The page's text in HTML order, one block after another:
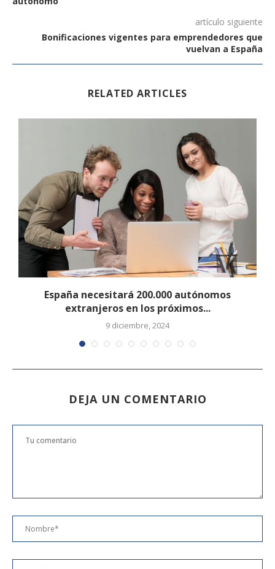
artículo siguiente
Bonificaciones vigentes para emprendedores que
vuelvan a España
RELATED ARTICLES
España necesitará 200.000 autónomos
extranjeros en los próximos...
9 diciembre, 2024
DEJA UN COMENTARIO